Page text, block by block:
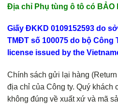
Địa chỉ Phụ tùng ô tô có BẢO
Giấy ĐKKD 0109152593 do
TMĐT số 100075 do bộ
license issued by the
Chính sách gửi lại hàng
địa chỉ của Công ty. Quý khách
không đúng về xuất xứ và mã